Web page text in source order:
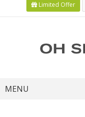
Limited Offer
MENU